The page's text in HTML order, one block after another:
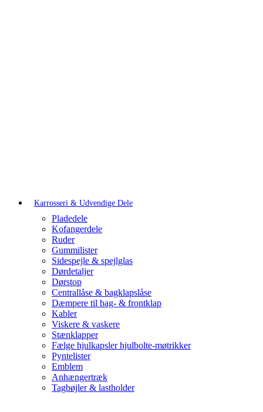
Karrosseri & Udvendige Dele
Pladedele
Kofangerdele
Ruder
Gummilister
Sidespejle & spejlglas
Dørdetaljer
Dørstop
Centrallåse & bagklapslåse
Dæmpere til bag- & frontklap
Kabler
Viskere & vaskere
Stænklapper
Fælge hjulkapsler hjulbolte-møtrikker
Pyntelister
Emblem
Anhængertræk
Tagbøjler & lastholder